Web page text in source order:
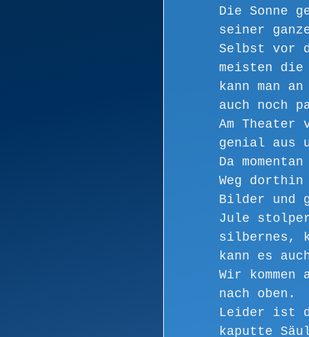
Die Sonne
seiner
Selbst vor
meisten
kann man
auch noch
Am
genial aus
Da
Weg
Bilder und
Jule
silbernes,
kann es
Wir
nach oben.
Leider ist
kaputte